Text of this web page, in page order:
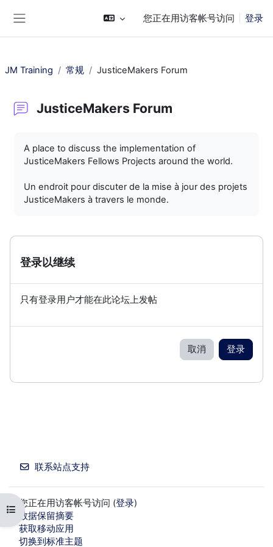
您正在用访客帐号访问 登录
打开课程索引
JM Training 常规 JusticeMakers Forum
JusticeMakers Forum
A place to discuss the implementation of
JusticeMakers Fellows Projects around the world.
Un endroit pour discuter de la mise à jour des projets
JusticeMakers à travers le monde.
登录以继续
只有登录用户才能在此论坛上发帖
取消 登录
联系站点支持
您正在用访客帐号访问 (登录)
‎数据保留摘要‎
获取移动应用
切换到标准主题